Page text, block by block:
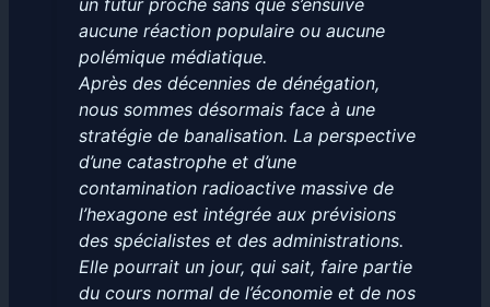
un futur proche sans que s’ensuive
aucune réaction populaire ou aucune
polémique médiatique.
Après des décennies de dénégation,
nous sommes désormais face à une
stratégie de banalisation. La perspective
d’une catastrophe et d’une
contamination radioactive massive de
l’hexagone est intégrée aux prévisions
des spécialistes et des administrations.
Elle pourrait un jour, qui sait, faire partie
du cours normal de l’économie et de nos